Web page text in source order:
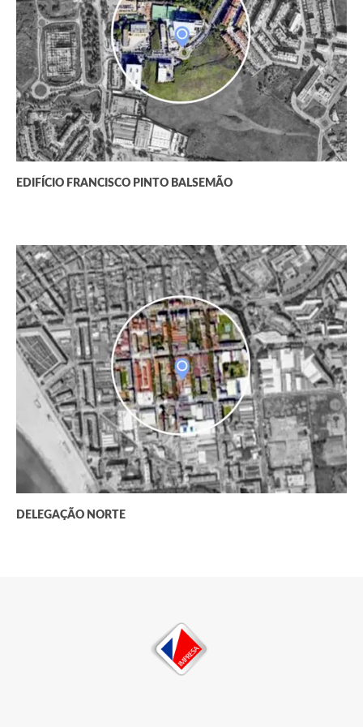
EDIFÍCIO FRANCISCO PINTO BALSEMÃO
DELEGAÇÃO NORTE